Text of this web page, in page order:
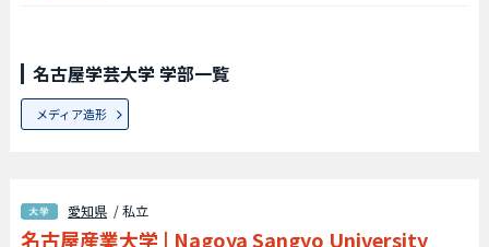
名古屋学芸大学 学部一覧
メディア造形
愛知県 / 私立
名古屋産業大学 | Nagoya Sangyo University